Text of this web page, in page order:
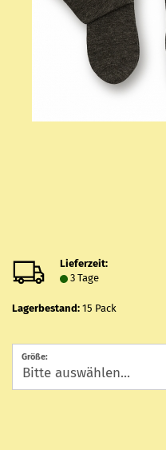
Lieferzeit:
3 Tage
Lagerbestand: 15 Pack
Größe: